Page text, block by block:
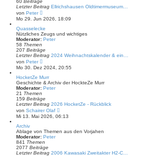
B
t
r
a
g
60 Beiträge
Letzter Beitrag Ellrichshausen Oldtimermuseum…
von Peter
e
u
e
s
t
r
B
r
a
g
Mo 29. Jun 2026, 18:09
Quasselecke
Nützliches Zeugs und wichtiges
Moderator: Peter
58 Themen
207 Beiträge
Letzter Beitrag 2024 Weihnachtskalender & ein…
von Peter
e
u
e
s
t
r
B
i
t
a
g
Mo 30. Dez 2024, 20:55
HocketZe Murr
Geschichte & Archiv der HockteZe Murr
Moderator: Peter
21 Themen
159 Beiträge
Letzter Beitrag 2026 HocketZe - Rückblick
von Schairer Olaf
e
u
s
B
Mi 13. Mai 2026, 06:13
Archiv
Ablage von Themen aus den Vorjahen
Moderator: Peter
841 Themen
2077 Beiträge
Letzter Beitrag 2006 Kawasaki Zweitakter H2-C…